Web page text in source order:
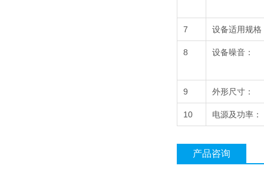
7 设备适用规格
8 设备噪音：
9 外形尺寸：
10 电源及功率：
产品咨询